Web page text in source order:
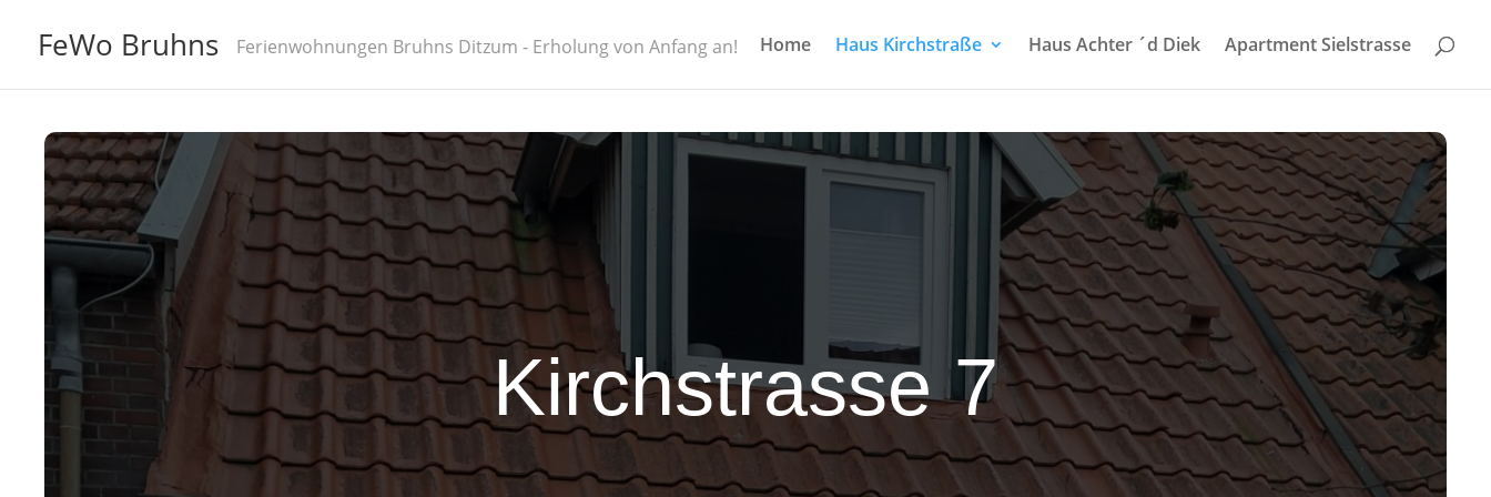
FeWo Bruhns Ferienwohnungen Bruhns Ditzum - Erholung von Anfang an! Home Haus Kirchstraße Haus Achter ´d Diek Apartment Sielstrasse
Kirchstrasse 7